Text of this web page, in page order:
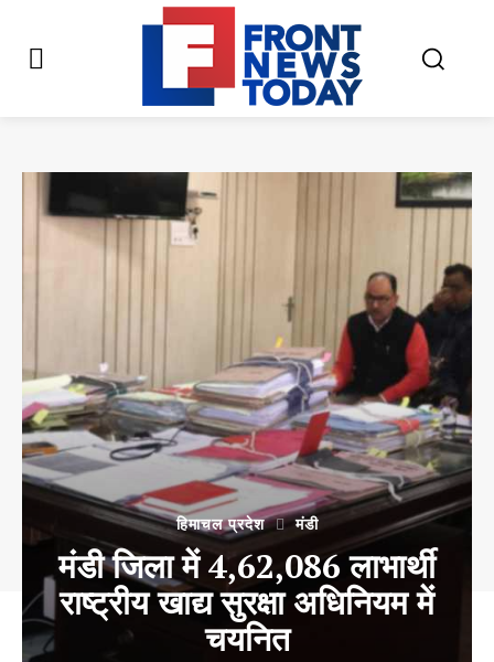
हिमाचल प्रदेश मंडी
मंडी जिला में 4,62,086 लाभार्थी
राष्ट्रीय खाद्य सुरक्षा अधिनियम में
चयनित